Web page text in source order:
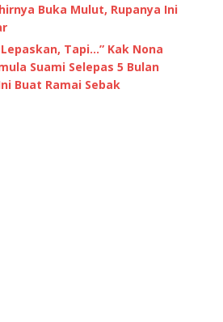
Buka Mulut, Rupanya Ini
Tapi…” Kak Nona
Suami Selepas 5 Bulan
Buat Ramai Sebak